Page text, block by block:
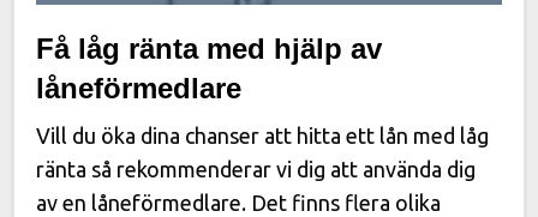
Få låg ränta med hjälp av
låneförmedlare
Vill du öka dina chanser att hitta ett lån med låg
ränta så rekommenderar vi dig att använda dig
av en låneförmedlare. Det finns flera olika